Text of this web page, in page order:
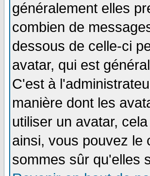
généralement elles
combien de
dessous de celle-ci
avatar, qui est
C'est à
manière dont les
utiliser un avatar,
ainsi, vous pouvez le
sommes sûr qu'elles